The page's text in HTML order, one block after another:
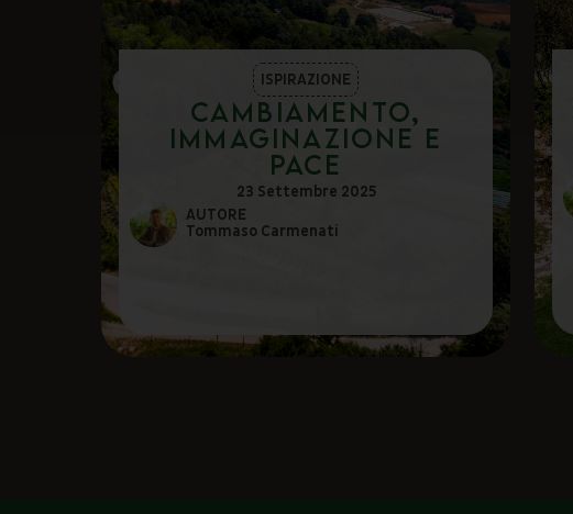
ISPIRAZIONE
Cambiamento,
immaginazione e
pace
23 Settembre 2025
AUTORE
Tommaso Carmenati